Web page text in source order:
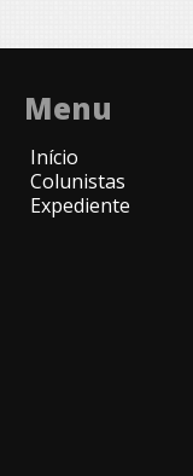
Menu
Início
Colunistas
Expediente